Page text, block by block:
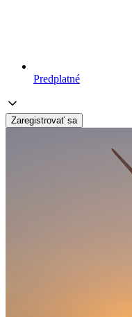
Predplatné
Zaregistrovať sa